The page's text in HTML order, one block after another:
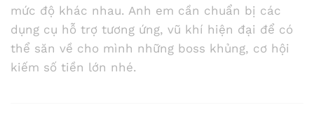
mức độ khác nhau. Anh em cần chuẩn bị các
dụng cụ hỗ trợ tương ứng, vũ khí hiện đại để có
thể săn về cho mình những boss khủng, cơ hội
kiếm số tiền lớn nhé.